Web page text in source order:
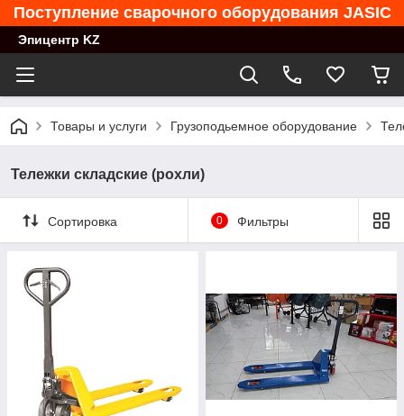
Поступление сварочного оборудования JASIC
Эпицентр KZ
Товары и услуги Грузоподьемное оборудование
Тележки складские (рохли)
Сортировка 0 Фильтры